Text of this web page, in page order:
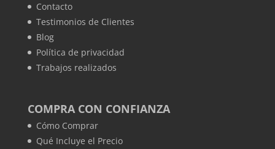
Contacto
Testimonios de Clientes
Blog
Política de privacidad
Trabajos realizados
COMPRA CON CONFIANZA
Cómo Comprar
Qué Incluye el Precio